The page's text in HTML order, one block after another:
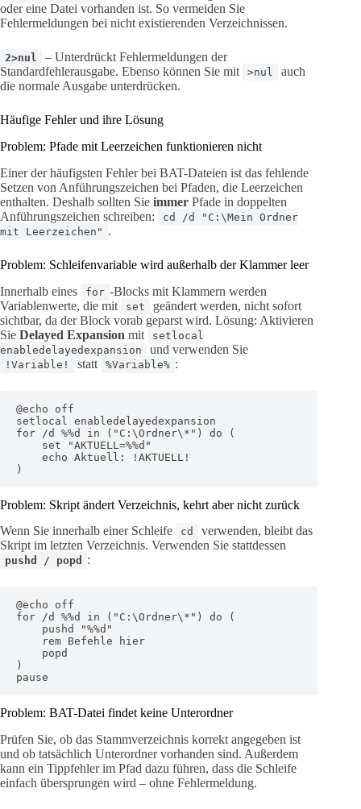
oder eine Datei vorhanden ist. So vermeiden Sie
Fehlermeldungen bei nicht existierenden Verzeichnissen.
2>nul
– Unterdrückt Fehlermeldungen der
Standardfehlerausgabe. Ebenso können Sie mit
>nul
auch
die normale Ausgabe unterdrücken.
Häufige Fehler und ihre Lösung
Problem: Pfade mit Leerzeichen funktionieren nicht
Einer der häufigsten Fehler bei BAT-Dateien ist das fehlende
Setzen von Anführungszeichen bei Pfaden, die Leerzeichen
enthalten. Deshalb sollten Sie immer Pfade in doppelten
Anführungszeichen schreiben:
cd /d "C:\Mein Ordner
mit Leerzeichen" .
Problem: Schleifenvariable wird außerhalb der Klammer leer
Innerhalb eines
for -Blocks mit Klammern werden
Variablenwerte, die mit
set
geändert werden, nicht sofort
sichtbar, da der Block vorab geparst wird. Lösung: Aktivieren
Sie Delayed Expansion mit
setlocal
enabledelayedexpansion
und verwenden Sie
!Variable! statt %Variable% :
@echo off
setlocal enabledelayedexpansion
for /d %%d in ("C:\Ordner\*") do (
)
Problem: Skript ändert Verzeichnis, kehrt aber nicht zurück
Wenn Sie innerhalb einer Schleife
cd
verwenden, bleibt das
Skript im letzten Verzeichnis. Verwenden Sie stattdessen
pushd / popd :
@echo off
for /d %%d in ("C:\Ordner\*") do (
)
pause
Problem: BAT-Datei findet keine Unterordner
Prüfen Sie, ob das Stammverzeichnis korrekt angegeben ist
und ob tatsächlich Unterordner vorhanden sind. Außerdem
kann ein Tippfehler im Pfad dazu führen, dass die Schleife
einfach übersprungen wird – ohne Fehlermeldung.